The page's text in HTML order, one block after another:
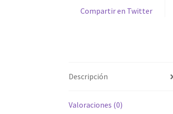
Compartir en Twitter
Descripción
Valoraciones (0)